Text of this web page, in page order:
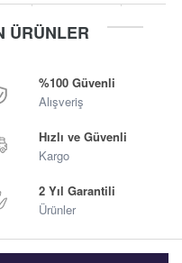
ÜRÜNLER
%100 Güvenli
Alışveriş
Hızlı ve Güvenli
Kargo
2 Yıl Garantili
Ürünler